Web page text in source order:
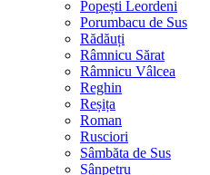
Popești Leordeni
Porumbacu de Sus
Rădăuți
Râmnicu Sărat
Râmnicu Vâlcea
Reghin
Reșița
Roman
Rusciori
Sâmbăta de Sus
Sânpetru